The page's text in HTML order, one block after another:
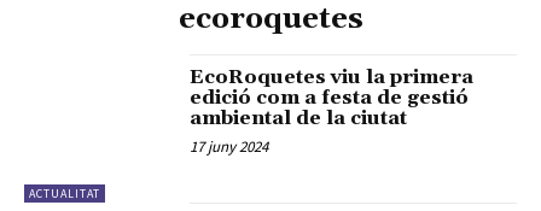
ecoroquetes
ACTUALITAT
EcoRoquetes viu la primera
edició com a festa de gestió
ambiental de la ciutat
17 juny 2024